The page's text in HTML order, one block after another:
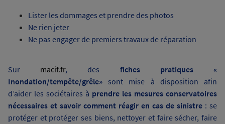
Lister les dommages et prendre des photos
Ne rien jeter
Ne pas engager de premiers travaux de réparation
Sur macif.fr, des fiches pratiques «
Inondation/tempête/grêle» sont mise à disposition afin
d’aider les sociétaires à prendre les mesures conservatoires
nécessaires et savoir comment réagir en cas de sinistre : se
protéger et protéger ses biens, nettoyer et faire sécher, faire